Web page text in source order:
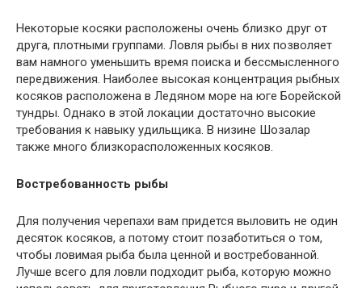
Некоторые косяки расположены очень близко друг от
друга, плотными группами. Ловля рыбы в них позволяет
вам намного уменьшить время поиска и бессмысленного
передвижения. Наиболее высокая концентрация рыбных
косяков расположена в Ледяном море на юге Борейской
тундры. Однако в этой локации достаточно высокие
требования к навыку удильщика. В низине Шозалар
также много близкорасположенных косяков.
Востребованность рыбы
Для получения черепахи вам придется выловить не один
десяток косяков, а потому стоит позаботиться о том,
чтобы ловимая рыба была ценной и востребованной.
Лучше всего для ловли подходит рыба, которую можно